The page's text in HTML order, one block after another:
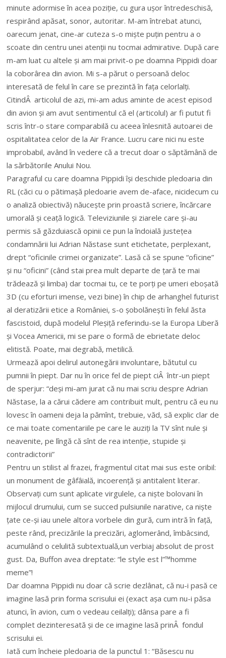
minute adormise în acea poziție, cu gura ușor întredeschisă,
respirând apăsat, sonor, autoritar. M-am întrebat atunci,
oarecum jenat, cine-ar cuteza s-o miște puțin pentru a o
scoate din centru unei atenții nu tocmai admirative. După care
m-am luat cu altele și am mai privit-o pe doamna Pippidi doar
la coborârea din avion. Mi s-a părut o persoană deloc
interesată de felul în care se prezintă în fața celorlalți.
CitindÂ articolul de azi, mi-am adus aminte de acest episod
din avion și am avut sentimentul că el (articolul) ar fi putut fi
scris într-o stare comparabilă cu aceea înlesnită autoarei de
ospitalitatea celor de la Air France. Lucru care nici nu este
improbabil, având în vedere că a trecut doar o săptămână de
la sărbătorile Anului Nou.
Paragraful cu care doamna Pippidi își deschide pledoaria din
RL (căci cu o pătimașă pledoarie avem de-aface, nicidecum cu
o analiză obiectivă) năucește prin proastă scriere, încărcare
umorală și ceață logică. Televiziunile și ziarele care și-au
permis să găzduiască opinii ce pun la îndoială justețea
condamnării lui Adrian Năstase sunt etichetate, perplexant,
drept “oficinile crimei organizate”. Lasă că se spune “oficine”
și nu “oficini” (când stai prea mult departe de țară te mai
trădează și limba) dar tocmai tu, ce te porți pe umeri eboșată
3D (cu eforturi imense, vezi bine) în chip de arhanghel futurist
al deratizării etice a României, s-o șobolănești în felul ăsta
fascistoid, după modelul Pleșiță referindu-se la Europa Liberă
și Vocea Americii, mi se pare o formă de ebrietate deloc
elitistă. Poate, mai degrabă, metilică.
Urmează apoi delirul autonegării involuntare, bătutul cu
pumnii în piept. Dar nu în orice fel de piept ciÂ într-un piept
de sperjur: “deși mi-am jurat că nu mai scriu despre Adrian
Năstase, la a cărui cădere am contribuit mult, pentru că eu nu
lovesc în oameni deja la pămînt, trebuie, văd, să explic clar de
ce mai toate comentariile pe care le auziți la TV sînt nule și
neavenite, pe lîngă că sînt de rea intenție, stupide și
contradictorii”
Pentru un stilist al frazei, fragmentul citat mai sus este oribil:
un monument de gâfâială, incoerență și antitalent literar.
Observați cum sunt aplicate virgulele, ca niște bolovani în
mijlocul drumului, cum se succed pulsiunile narative, ca niște
țate ce-și iau unele altora vorbele din gură, cum intră în față,
peste rând, precizările la precizări, aglomerând, îmbâcsind,
acumulând o celulită subtextuală,un verbiaj absolut de prost
gust. Da, Buffon avea dreptate: “le style est l”™homme
meme”!
Dar doamna Pippidi nu doar că scrie dezlânat, că nu-i pasă ce
imagine lasă prin forma scrisului ei (exact așa cum nu-i păsa
atunci, în avion, cum o vedeau ceilalți); dânsa pare a fi
complet dezinteresată și de ce imagine lasă prinÂ fondul
scrisului ei.
Iată cum încheie pledoaria de la punctul 1: “Băsescu nu